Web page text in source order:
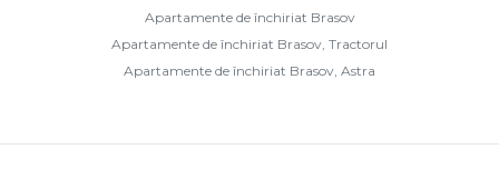
Apartamente de închiriat Brasov
Apartamente de închiriat Brasov, Tractorul
Apartamente de închiriat Brasov, Astra